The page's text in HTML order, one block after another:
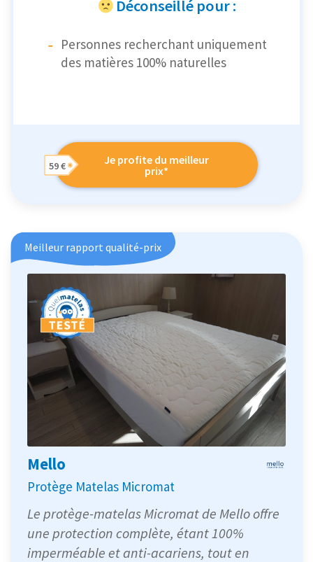
Déconseillé pour :
Personnes recherchant uniquement
des matières 100% naturelles
Je profite du meilleur
prix*
59 €
Meilleur rapport qualité-prix
Mello
Protège Matelas Micromat
Le protège-matelas Micromat de Mello offre
une protection complète, étant 100%
imperméable et anti-acariens, tout en